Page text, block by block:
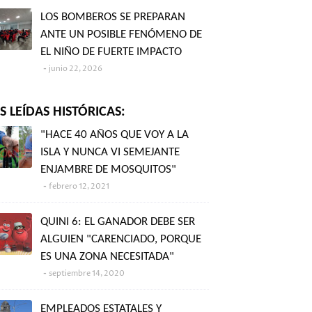
LOS BOMBEROS SE PREPARAN
ANTE UN POSIBLE FENÓMENO DE
EL NIÑO DE FUERTE IMPACTO
junio 22, 2026
LEÍDAS HISTÓRICAS:
"HACE 40 AÑOS QUE VOY A LA
ISLA Y NUNCA VI SEMEJANTE
ENJAMBRE DE MOSQUITOS"
febrero 12, 2021
QUINI 6: EL GANADOR DEBE SER
ALGUIEN "CARENCIADO, PORQUE
ES UNA ZONA NECESITADA"
septiembre 14, 2020
EMPLEADOS ESTATALES Y